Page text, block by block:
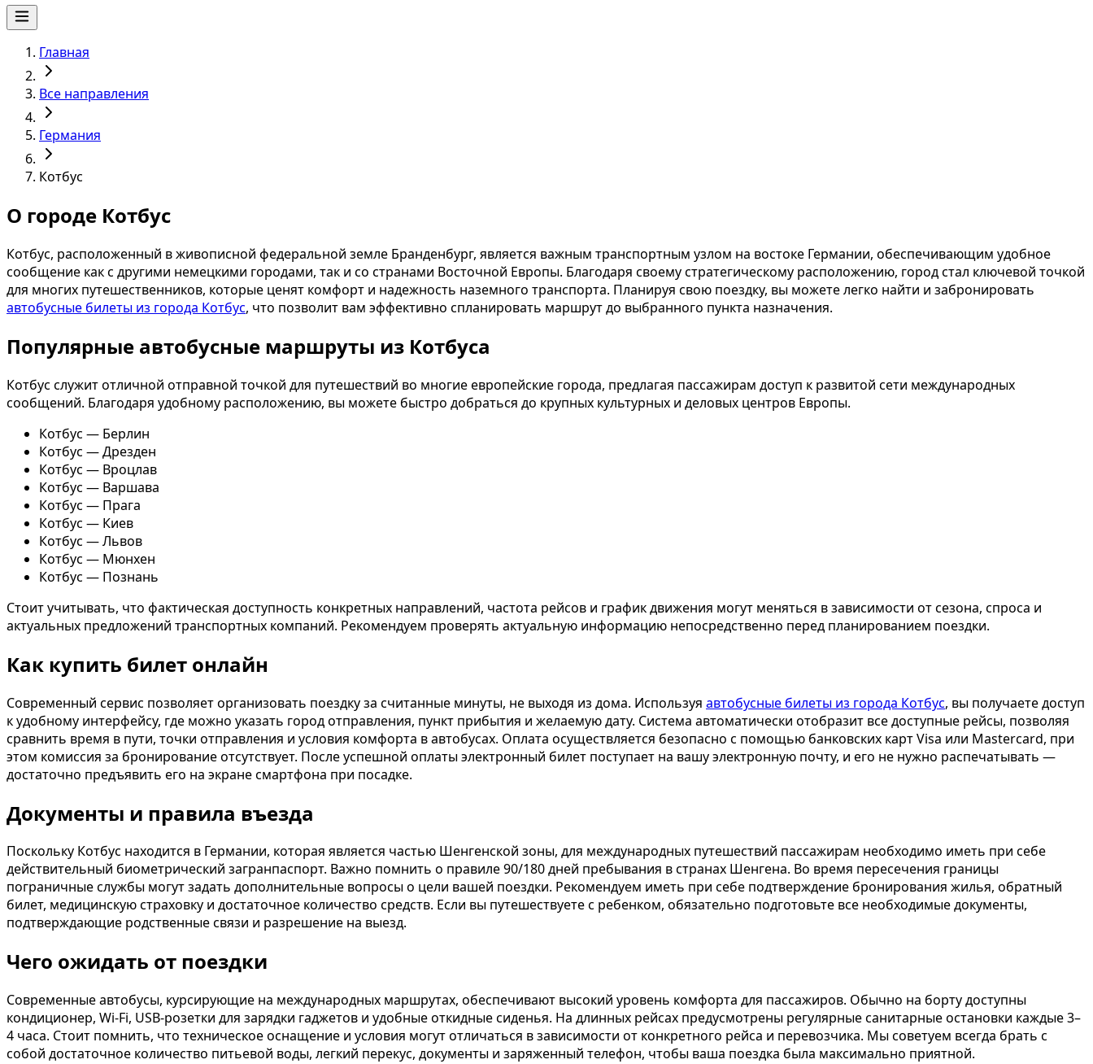
Главная
Все направления
Германия
Котбус
О городе Котбус
Котбус, расположенный в живописной федеральной земле Бранденбург, является важным транспортным узлом на востоке Германии, обеспечивающим удобное
сообщение как с другими немецкими городами, так и со странами Восточной Европы. Благодаря своему стратегическому расположению, город стал ключевой точкой
для многих путешественников, которые ценят комфорт и надежность наземного транспорта. Планируя свою поездку, вы можете легко найти и забронировать
автобусные билеты из города Котбус, что позволит вам эффективно спланировать маршрут до выбранного пункта назначения.
Популярные автобусные маршруты из Котбуса
Котбус служит отличной отправной точкой для путешествий во многие европейские города, предлагая пассажирам доступ к развитой сети международных
сообщений. Благодаря удобному расположению, вы можете быстро добраться до крупных культурных и деловых центров Европы.
Котбус — Берлин
Котбус — Дрезден
Котбус — Вроцлав
Котбус — Варшава
Котбус — Прага
Котбус — Киев
Котбус — Львов
Котбус — Мюнхен
Котбус — Познань
Стоит учитывать, что фактическая доступность конкретных направлений, частота рейсов и график движения могут меняться в зависимости от сезона, спроса и
актуальных предложений транспортных компаний. Рекомендуем проверять актуальную информацию непосредственно перед планированием поездки.
Как купить билет онлайн
Современный сервис позволяет организовать поездку за считанные минуты, не выходя из дома. Используя автобусные билеты из города Котбус, вы получаете доступ
к удобному интерфейсу, где можно указать город отправления, пункт прибытия и желаемую дату. Система автоматически отобразит все доступные рейсы, позволяя
сравнить время в пути, точки отправления и условия комфорта в автобусах. Оплата осуществляется безопасно с помощью банковских карт Visa или Mastercard, при
этом комиссия за бронирование отсутствует. После успешной оплаты электронный билет поступает на вашу электронную почту, и его не нужно распечатывать —
достаточно предъявить его на экране смартфона при посадке.
Документы и правила въезда
Поскольку Котбус находится в Германии, которая является частью Шенгенской зоны, для международных путешествий пассажирам необходимо иметь при себе
действительный биометрический загранпаспорт. Важно помнить о правиле 90/180 дней пребывания в странах Шенгена. Во время пересечения границы
пограничные службы могут задать дополнительные вопросы о цели вашей поездки. Рекомендуем иметь при себе подтверждение бронирования жилья, обратный
билет, медицинскую страховку и достаточное количество средств. Если вы путешествуете с ребенком, обязательно подготовьте все необходимые документы,
подтверждающие родственные связи и разрешение на выезд.
Чего ожидать от поездки
Современные автобусы, курсирующие на международных маршрутах, обеспечивают высокий уровень комфорта для пассажиров. Обычно на борту доступны
кондиционер, Wi-Fi, USB-розетки для зарядки гаджетов и удобные откидные сиденья. На длинных рейсах предусмотрены регулярные санитарные остановки каждые 3–
4 часа. Стоит помнить, что техническое оснащение и условия могут отличаться в зависимости от конкретного рейса и перевозчика. Мы советуем всегда брать с
собой достаточное количество питьевой воды, легкий перекус, документы и заряженный телефон, чтобы ваша поездка была максимально приятной.